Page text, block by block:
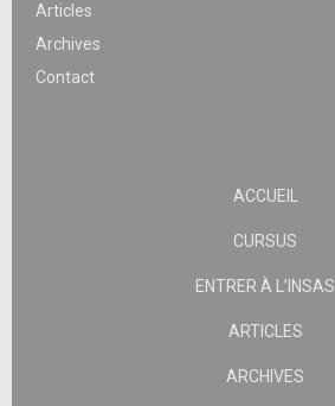
Articles
Archives
Contact
ACCUEIL
CURSUS
ENTRER À L’INSAS
ARTICLES
ARCHIVES